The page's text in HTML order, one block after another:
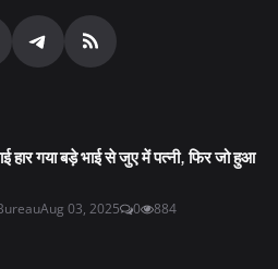
हार गया बड़े भाई से जुए में पत्नी, फिर जो हुआ
Aug 03, 2025 0 884